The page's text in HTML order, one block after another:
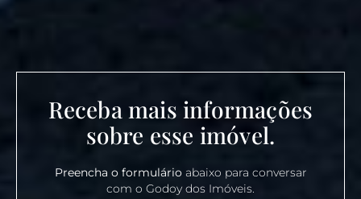
Receba mais informações
sobre esse imóvel.
Preencha o formulárioabaixo para conversar
com o Godoy dos Imóveis.